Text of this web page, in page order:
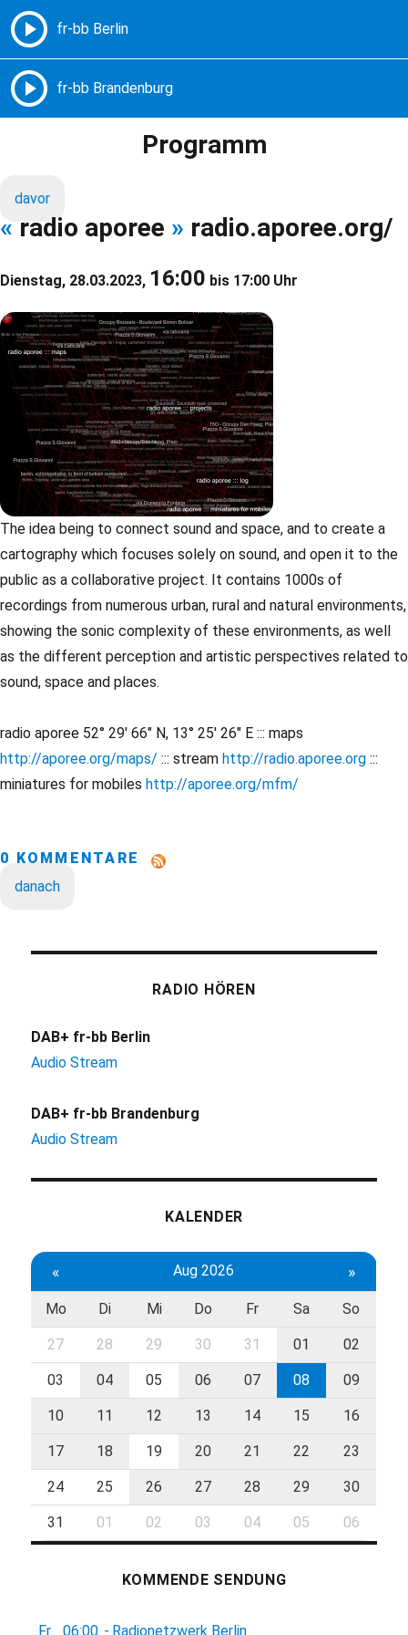
Freie Radios – Berlin Brandenburg
Programm
davor
« radio aporee » radio.aporee.org/
Dienstag, 28.03.2023, 16:00 bis 17:00 Uhr
The idea being to connect sound and space, and to create a
cartography which focuses solely on sound, and open it to the
public as a collaborative project. It contains 1000s of
recordings from numerous urban, rural and natural environments,
showing the sonic complexity of these environments, as well
as the different perception and artistic perspectives related to
sound, space and places.
radio aporee 52° 29' 66" N, 13° 25' 26" E ::: maps
http://aporee.org/maps/ ::: stream http://radio.aporee.org :::
miniatures for mobiles http://aporee.org/mfm/
0 KOMMENTARE
danach
RADIO HÖREN
DAB+ fr-bb Berlin
Audio Stream
DAB+ fr-bb Brandenburg
Audio Stream
KALENDER
« Aug 2026 »
Mo Di Mi Do Fr Sa So
27 28 29 30 31 01 02
03 04 05 06 07 08 09
10 11 12 13 14 15 16
17 18 19 20 21 22 23
24 25 26 27 28 29 30
31 01 02 03 04 05 06
KOMMENDE SENDUNG
Fr. 06:00 - Radionetzwerk Berlin